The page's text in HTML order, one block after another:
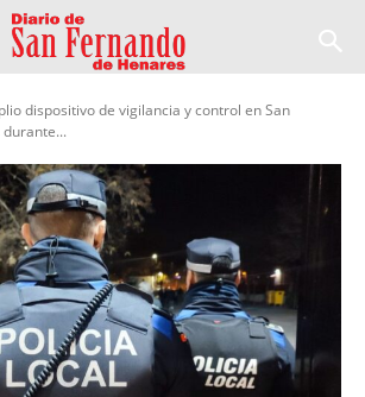
dispositivo de vigilancia y control en San
durante...